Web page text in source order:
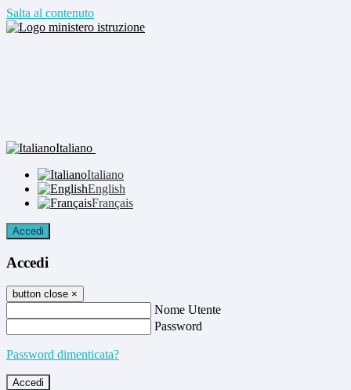
Salta al contenuto
Italiano
Italiano
English
Français
Accedi
Accedi
button close ×
Nome Utente
Password
Password dimenticata?